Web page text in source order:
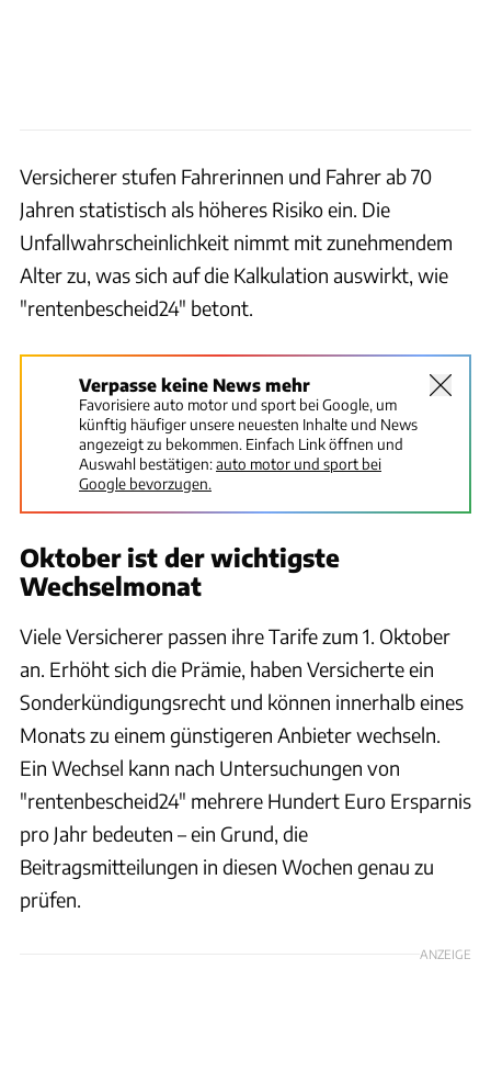
Versicherer stufen Fahrerinnen und Fahrer ab 70
Jahren statistisch als höheres Risiko ein. Die
Unfallwahrscheinlichkeit nimmt mit zunehmendem
Alter zu, was sich auf die Kalkulation auswirkt, wie
"rentenbescheid24" betont.
Verpasse keine News mehr
Favorisiere auto motor und sport bei Google, um
künftig häufiger unsere neuesten Inhalte und News
angezeigt zu bekommen. Einfach Link öffnen und
Auswahl bestätigen:auto motor und sport bei
Google bevorzugen.
Oktober ist der wichtigste
Wechselmonat
Viele Versicherer passen ihre Tarife zum 1. Oktober
an. Erhöht sich die Prämie, haben Versicherte ein
Sonderkündigungsrecht und können innerhalb eines
Monats zu einem günstigeren Anbieter wechseln.
Ein Wechsel kann nach Untersuchungen von
"rentenbescheid24" mehrere Hundert Euro Ersparnis
pro Jahr bedeuten – ein Grund, die
Beitragsmitteilungen in diesen Wochen genau zu
prüfen.
ANZEIGE